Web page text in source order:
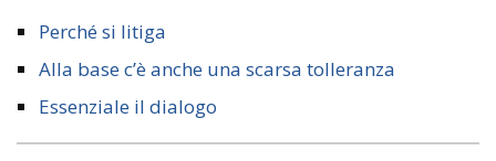
Perché si litiga
Alla base c’è anche una scarsa tolleranza
Essenziale il dialogo